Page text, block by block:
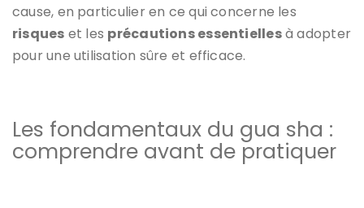
cause, en particulier en ce qui concerne les
risques et les précautions essentiellesà adopter
pour une utilisation sûre et efficace.
Les fondamentaux du gua sha :
comprendre avant de pratiquer